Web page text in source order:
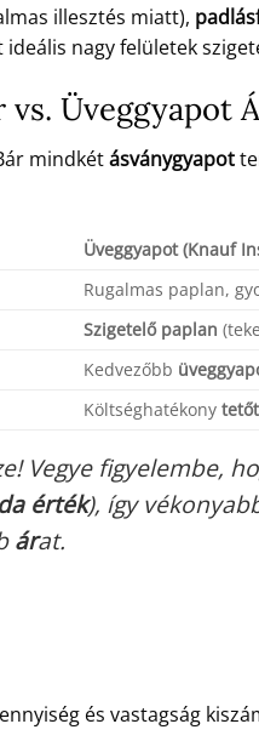
illesztés miatt),
nagy felületek
vs. Üveggyapot
mindkétásványgyapot
Üveggyapot (Knauf
Rugalmas paplan,
Szigetelő paplan
Kedvezőbb
Költséghatékony
Vegye figyelembe,
érték), így
árat.
és vastagság